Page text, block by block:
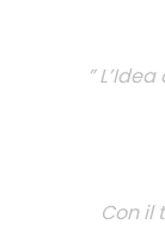
”
Con il